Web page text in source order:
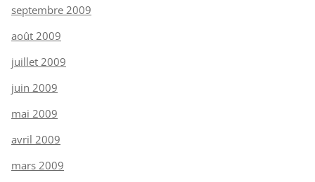
septembre 2009
août 2009
juillet 2009
juin 2009
mai 2009
avril 2009
mars 2009